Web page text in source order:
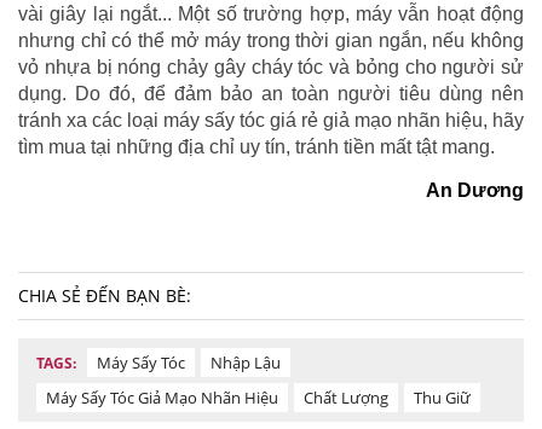
vài giây lại ngắt... Một số trường hợp, máy vẫn hoạt động
nhưng chỉ có thể mở máy trong thời gian ngắn, nếu không
vỏ nhựa bị nóng chảy gây cháy tóc và bỏng cho người sử
dụng. Do đó, để đảm bảo an toàn người tiêu dùng nên
tránh xa các loại máy sấy tóc giá rẻ giả mạo nhãn hiệu, hãy
tìm mua tại những địa chỉ uy tín, tránh tiền mất tật mang.
An Dương
CHIA SẺ ĐẾN BẠN BÈ:
TAGS: Máy Sấy Tóc
Nhập Lậu
Máy Sấy Tóc Giả Mạo Nhãn Hiệu
Chất Lượng Thu Giữ